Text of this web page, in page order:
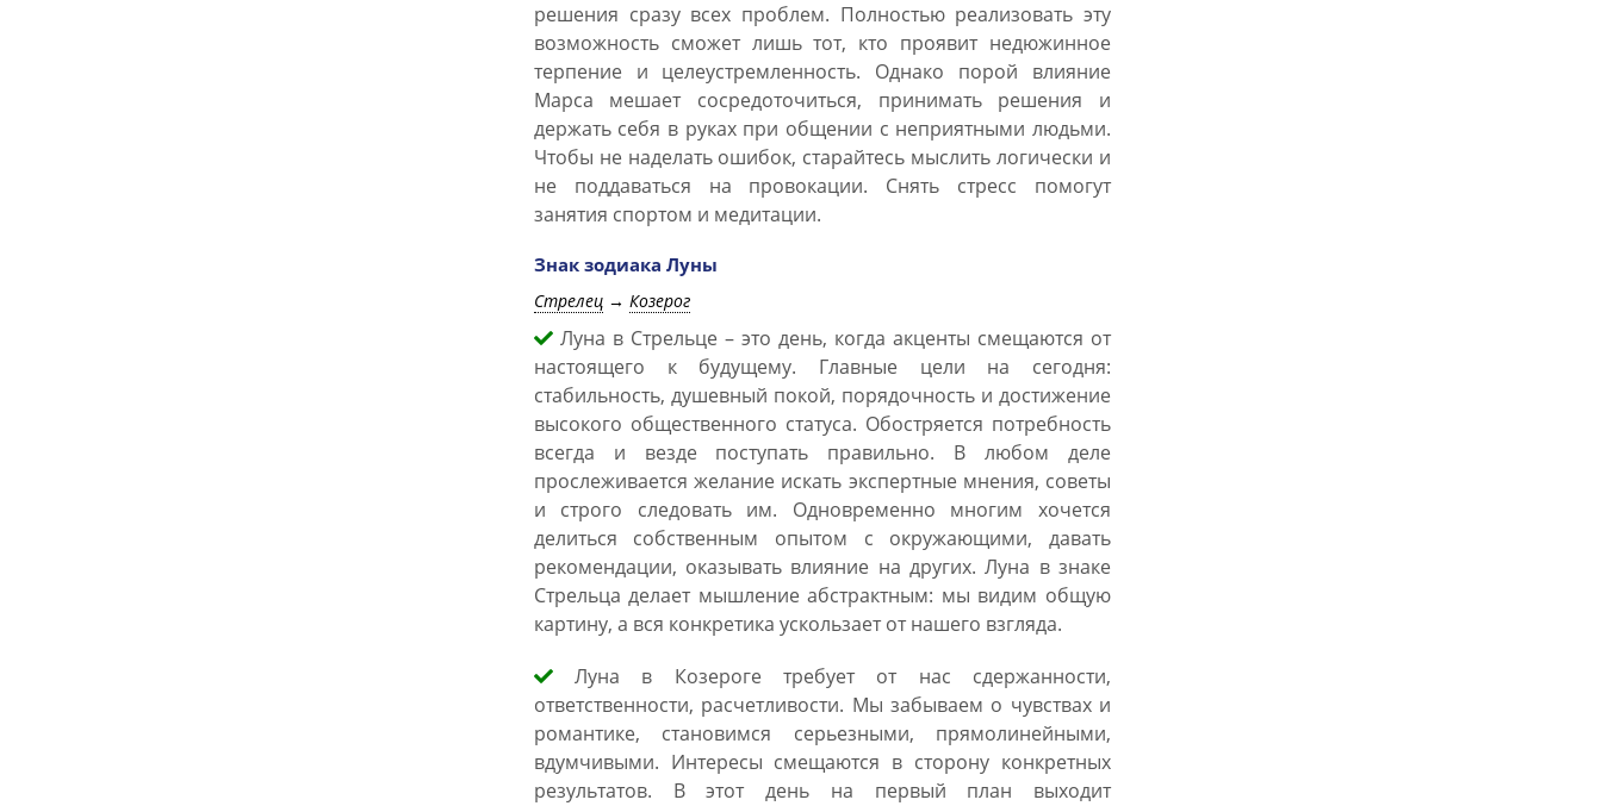
решения сразу всех проблем. Полностью реализовать эту
возможность сможет лишь тот, кто проявит недюжинное
терпение и целеустремленность. Однако порой влияние
Марса мешает сосредоточиться, принимать решения и
держать себя в руках при общении с неприятными людьми.
Чтобы не наделать ошибок, старайтесь мыслить логически и
не поддаваться на провокации. Снять стресс помогут
занятия спортом и медитации.
Знак зодиака Луны
Стрелец→ Козерог
Луна в Стрельце – это день, когда акценты смещаются от
настоящего к будущему. Главные цели на сегодня:
стабильность, душевный покой, порядочность и достижение
высокого общественного статуса. Обостряется потребность
всегда и везде поступать правильно. В любом деле
прослеживается желание искать экспертные мнения, советы
и строго следовать им. Одновременно многим хочется
делиться собственным опытом с окружающими, давать
рекомендации, оказывать влияние на других. Луна в знаке
Стрельца делает мышление абстрактным: мы видим общую
картину, а вся конкретика ускользает от нашего взгляда.
Луна в Козероге требует от нас сдержанности,
ответственности, расчетливости. Мы забываем о чувствах и
романтике, становимся серьезными, прямолинейными,
вдумчивыми. Интересы смещаются в сторону конкретных
результатов. В этот день на первый план выходит